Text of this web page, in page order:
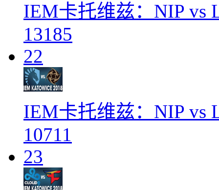
IEM卡托维兹：NIP vs
13185
22
IEM卡托维兹：NIP vs
10711
23